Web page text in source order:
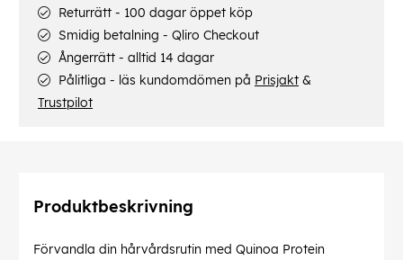
Returrätt - 100 dagar öppet köp
Smidig betalning - Qliro Checkout
Ångerrätt - alltid 14 dagar
Pålitliga - läs kundomdömen på Prisjakt &
Trustpilot
Produktbeskrivning
Förvandla din hårvårdsrutin med Quinoa Protein